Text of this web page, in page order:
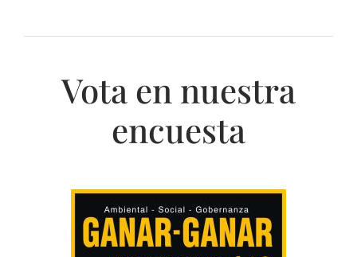
Vota en nuestra
encuesta